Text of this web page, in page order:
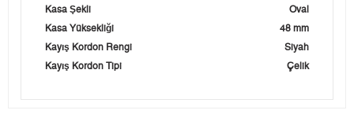
Kasa Şekli
Oval
Kasa Yüksekliği
48 mm
Kayış Kordon Rengi
Siyah
Kayış Kordon Tipi
Çelik